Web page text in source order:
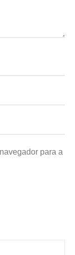
para a